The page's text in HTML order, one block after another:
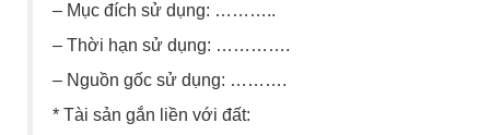
– Mục đích sử dụng: ………..
– Thời hạn sử dụng: ………….
– Nguồn gốc sử dụng: ……….
* Tài sản gắn liền với đất: